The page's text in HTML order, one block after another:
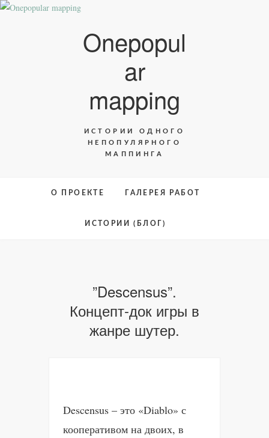
Skip
Onepopul
ar
mapping
ИСТОРИИ ОДНОГО
НЕПОПУЛЯРНОГО
МАППИНГА
О ПРОЕКТЕ ГАЛЕРЕЯ РАБОТ
ИСТОРИИ (БЛОГ)
”Descensus”.
Концепт-док игры в
жанре шутер.
Descensus – это «Diablo» с
кооперативом на двоих, в